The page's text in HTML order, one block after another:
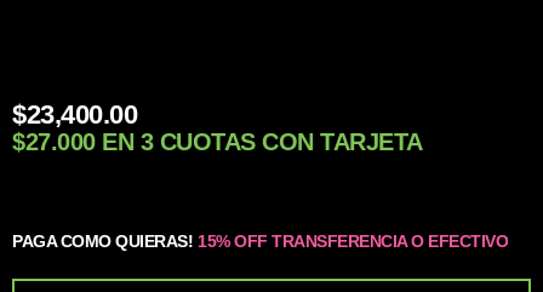
$23,400.00
$27.000 EN 3 CUOTAS CON TARJETA
PAGA COMO QUIERAS! 15% OFF TRANSFERENCIA O EFECTIVO